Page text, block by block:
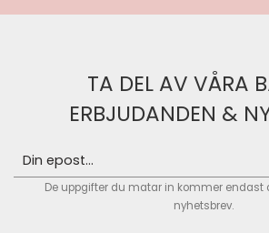
TA DEL AV VÅRA
ERBJUDANDEN &
De uppgifter du matar in kommer endast
nyhetsbrev.